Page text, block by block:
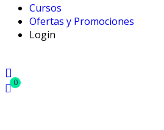
Cursos
Ofertas y Promociones
Login
0